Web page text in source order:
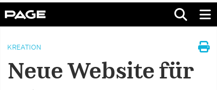
KREATION
Neue Website für